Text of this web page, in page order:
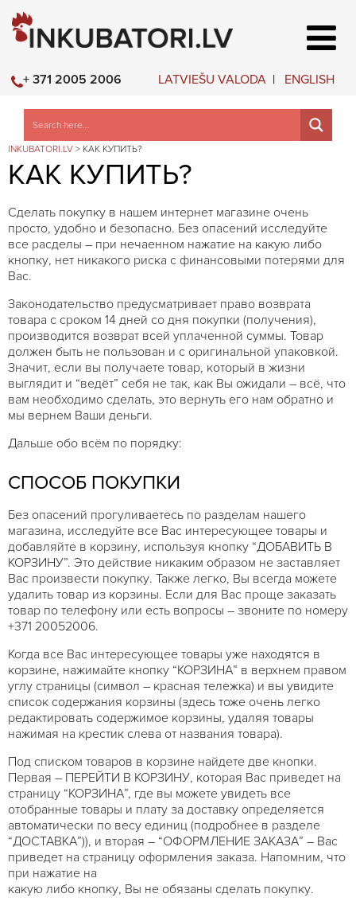
LATVIEŠU VALODA ENGLISH
+ 371 2005 2006
INKUBATORI.LV > КАК КУПИТЬ?
КАК КУПИТЬ?
Сделать покупку в нашем интернет магазине очень
просто, удобно и безопасно. Без опасений исследуйте
все расделы – при нечаенном нажатие на какую либо
кнопку, нет никакого риска с финансовыми потерями для
Вас.
Законодательство предусматривает право возврата
товара с сроком 14 дней со дня покупки (получения),
производится возврат всей уплаченной суммы. Товар
должен быть не пользован и с оригинальной упаковкой.
Значит, если вы получаете товар, который в жизни
выглядит и “ведёт” себя не так, как Вы ожидали – всё, что
вам необходимо сделать, это вернуть его нам обратно и
мы вернем Ваши деньги.
Дальше обо всём по порядку:
СПОСОБ ПОКУПКИ
Без опасений прогуливаетесь по разделам нашего
магазина, исследуйте все Вас интересующее товары и
добавляйте в корзину, используя кнопку “ДОБАВИТЬ В
КОРЗИНУ”. Это действие никаким образом не заставляет
Вас произвести покупку. Также легко, Вы всегда можете
удалить товар из корзины. Если для Вас проще заказать
товар по телефону или есть вопросы – звоните по номеру
+371 20052006.
Когда все Вас интересующее товары уже находятся в
корзине, нажимайте кнопку “КОРЗИНА” в верхнем правом
углу страницы (символ – красная тележка) и вы увидите
список содержания корзины (здесь тоже очень легко
редактировать содержимое корзины, удаляя товары
нажимая на крестик слева от названия товара).
Под списком товаров в корзине найдете две кнопки.
Первая – ПЕРЕЙТИ В КОРЗИНУ, которая Вас приведет на
страницу “КОРЗИНА”, где вы можете увидеть все
отобранные товары и плату за доставку определяется
автоматически по весу единиц (подробнее в разделе
“ДОСТАВКА”)), и вторая – “ОФОРМЛЕНИЕ ЗАКАЗА” – Вас
приведет на страницу оформления заказа. Напомним, что
при нажатие на
какую либо кнопку, Вы не обязаны сделать покупку.